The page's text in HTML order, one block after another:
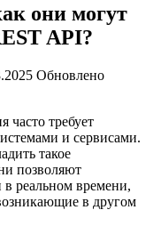
они могут
API?
Обновлено
часто требует
и сервисами.
такое
позволяют
реальном времени,
в другом